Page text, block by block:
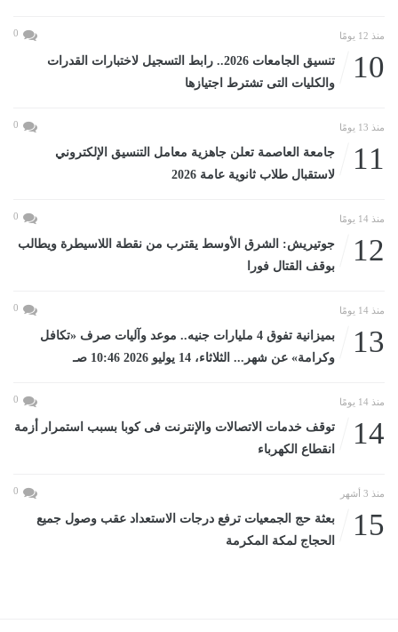
منذ 12 يومًا 0
10
تنسيق الجامعات 2026.. رابط التسجيل لاختبارات القدرات
والكليات التى تشترط اجتيازها
منذ 13 يومًا 0
11
جامعة العاصمة تعلن جاهزية معامل التنسيق الإلكتروني
لاستقبال طلاب ثانوية عامة 2026
منذ 14 يومًا 0
12
جوتيريش: الشرق الأوسط يقترب من نقطة اللاسيطرة ويطالب
بوقف القتال فورا
منذ 14 يومًا 0
13
بميزانية تفوق 4 مليارات جنيه.. موعد وآليات صرف «تكافل
وكرامة» عن شهر... الثلاثاء، 14 يوليو 2026 10:46 صـ
منذ 14 يومًا 0
14
توقف خدمات الاتصالات والإنترنت فى كوبا بسبب استمرار أزمة
انقطاع الكهرباء
منذ 3 أشهر 0
15
بعثة حج الجمعيات ترفع درجات الاستعداد عقب وصول جميع
الحجاج لمكة المكرمة